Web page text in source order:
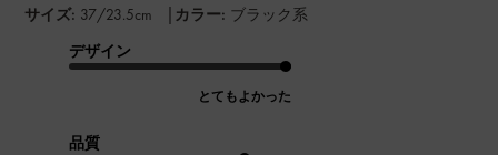
サイズ: 37/23.5cm | カラー: ブラック系
デザイン
とてもよかった
品質